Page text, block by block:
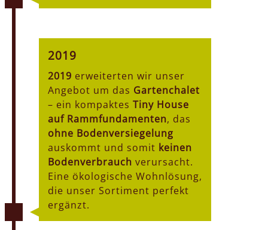
2019
2019 erweiterten wir unser
Angebot um das Gartenchalet
– ein kompaktes Tiny House
auf Rammfundamenten, das
ohne Bodenversiegelung
auskommt und somit keinen
Bodenverbrauch verursacht.
Eine ökologische Wohnlösung,
die unser Sortiment perfekt
ergänzt.